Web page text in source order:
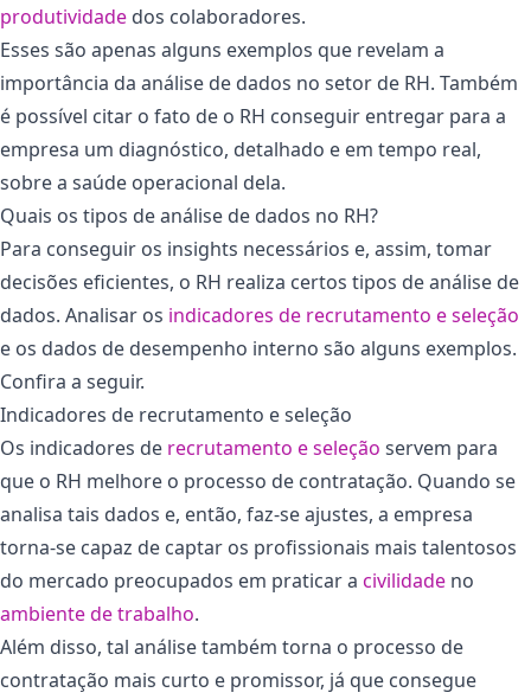
produtividade dos colaboradores.
Esses são apenas alguns exemplos que revelam a
importância da análise de dados no setor de RH. Também
é possível citar o fato de o RH conseguir entregar para a
empresa um diagnóstico, detalhado e em tempo real,
sobre a saúde operacional dela.
Quais os tipos de análise de dados no RH?
Para conseguir os insights necessários e, assim, tomar
decisões eficientes, o RH realiza certos tipos de análise de
dados. Analisar os indicadores de recrutamento e seleção
e os dados de desempenho interno são alguns exemplos.
Confira a seguir.
Indicadores de recrutamento e seleção
Os indicadores de recrutamento e seleção servem para
que o RH melhore o processo de contratação. Quando se
analisa tais dados e, então, faz-se ajustes, a empresa
torna-se capaz de captar os profissionais mais talentosos
do mercado preocupados em praticar a civilidade no
ambiente de trabalho.
Além disso, tal análise também torna o processo de
contratação mais curto e promissor, já que consegue